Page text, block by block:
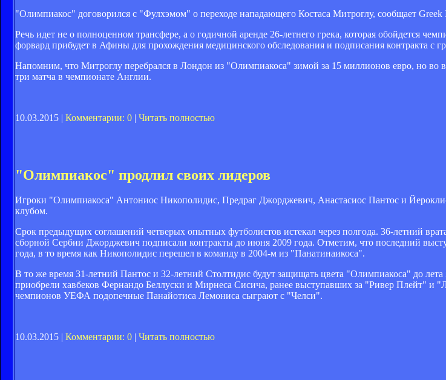
"Олимпиакос" договорился с "Фулхэмом" о переходе нападающего Костаса Митроглу, сообщает Greek
Речь идет не о полноценном трансфере, а о годичной аренде 26-летнего грека, которая обойдется
форвард прибудет в Афины для прохождения медицинского обследования и подписания контракта с
Напомним, что Митроглу перебрался в Лондон из "Олимпиакоса" зимой за 15 миллионов евро, но во
три матча в чемпионате Англии.
10.03.2015 | Комментарии: 0 | Читать полностью
"Олимпиакос" продлил своих лидеров
Игроки "Олимпиакоса" Антониос Никополидис, Предраг Джорджевич, Анастасиос Пантос и
клубом.
Срок предыдущих соглашений четверых опытных футболистов истекал через полгода. 36-летний
сборной Сербии Джорджевич подписали контракты до июня 2009 года. Отметим, что последний
года, в то время как Никополидис перешел в команду в 2004-м из "Панатинаикоса".
В то же время 31-летний Пантос и 32-летний Столтидис будут защищать цвета "Олимпиакоса" до лета
приобрели хавбеков Фернандо Беллуски и Мирнеса Сисича, ранее выступавших за "Ривер Плейт" и
чемпионов УЕФА подопечные Панайотиса Лемониса сыграют с "Челси".
10.03.2015 | Комментарии: 0 Читать полностью